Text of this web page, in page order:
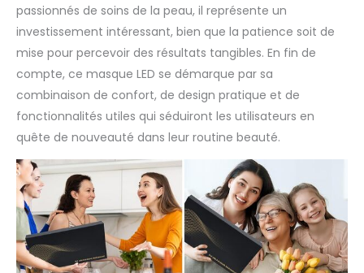
passionnés de soins de la peau, il représente un
investissement intéressant, bien que la patience soit de
mise pour percevoir des résultats tangibles. En fin de
compte, ce masque LED se démarque par sa
combinaison de confort, de design pratique et de
fonctionnalités utiles qui séduiront les utilisateurs en
quête de nouveauté dans leur routine beauté.